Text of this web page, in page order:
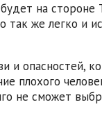
на
же легко и
и опасностей,
плохого
не сможет